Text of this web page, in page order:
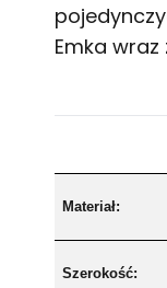
Emka
Materiał:
Szerokość: